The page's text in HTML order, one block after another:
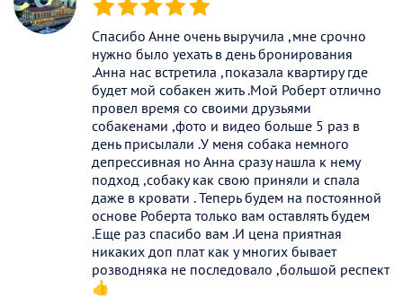
(*) (*) (*) (*) (*)
Спасибо Анне очень выручила ,мне срочно
нужно было уехать в день бронирования
.Анна нас встретила ,показала квартиру где
будет мой собакен жить .Мой Роберт отлично
провел время со своими друзьями
собакенами ,фото и видео больше 5 раз в
день присылали .У меня собака немного
депрессивная но Анна сразу нашла к нему
подход ,собаку как свою приняли и спала
даже в кровати . Теперь будем на постоянной
основе Роберта только вам оставлять будем
.Еще раз спасибо вам .И цена приятная
никаких доп плат как у многих бывает
розводняка не последовало ,большой респект
👍